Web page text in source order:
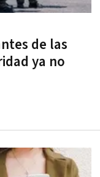
de las
ya no